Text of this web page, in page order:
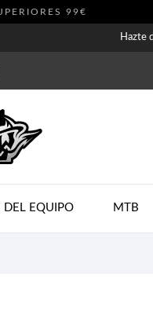
99€
Hazte
DEL EQUIPO MTB